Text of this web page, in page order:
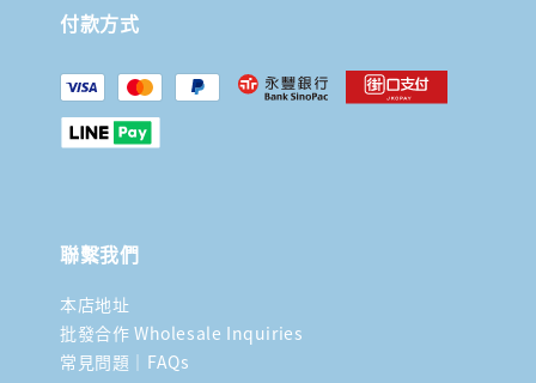
付款方式
聯繫我們
本店地址
批發合作 Wholesale Inquiries
常見問題｜FAQs